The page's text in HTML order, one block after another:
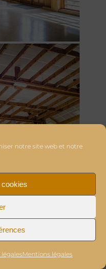
notre site web et notre
Mentions légales